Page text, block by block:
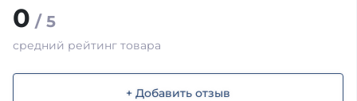
0 / 5
средний рейтинг товара
+ Добавить отзыв